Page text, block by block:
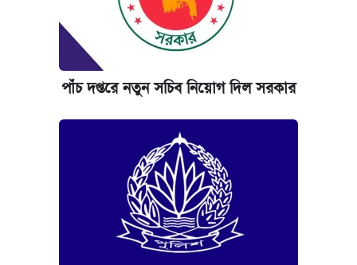
কবে শুরু হচ্ছে ঢাবির ভর্তি আবেদন, জানাল কর্তৃপক্ষ
ইপিএস প্রকাশ করেছে ঢাকা ব্যাংক
আজকের বাজারে স্বর্ণের দাম (৪ আগস্ট)
নবম জাতীয় পে-স্কেল নিয়ে সর্বশেষ যা জানা গেল
পাঁচ দপ্তরে নতুন সচিব নিয়োগ দিল সরকার